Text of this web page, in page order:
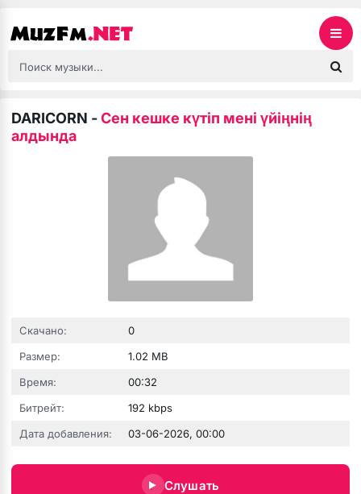
DARICORN -Сен кешке күтіп мені үйіңнің
алдында
Скачано:
0
Размер:
1.02 MB
Время:
00:32
Битрейт:
192 kbps
Дата добавления:
03-06-2026, 00:00
Слушать